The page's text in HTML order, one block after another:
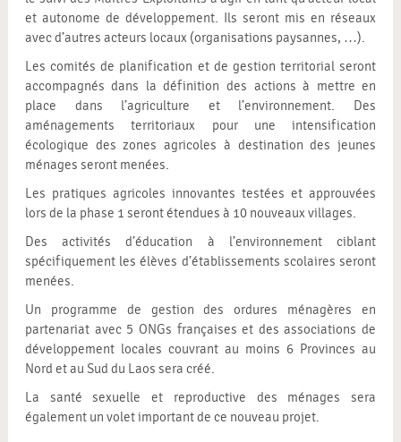
et autonome de développement. Ils seront mis en réseaux
avec d’autres acteurs locaux (organisations paysannes, …).
Les comités de planification et de gestion territorial seront
accompagnés dans la définition des actions à mettre en
place dans l’agriculture et l’environnement. Des
aménagements territoriaux pour une intensification
écologique des zones agricoles à destination des jeunes
ménages seront menées.
Les pratiques agricoles innovantes testées et approuvées
lors de la phase 1 seront étendues à 10 nouveaux villages.
Des activités d’éducation à l’environnement ciblant
spécifiquement les élèves d’établissements scolaires seront
menées.
Un programme de gestion des ordures ménagères en
partenariat avec 5 ONGs françaises et des associations de
développement locales couvrant au moins 6 Provinces au
Nord et au Sud du Laos sera créé.
La santé sexuelle et reproductive des ménages sera
également un volet important de ce nouveau projet.